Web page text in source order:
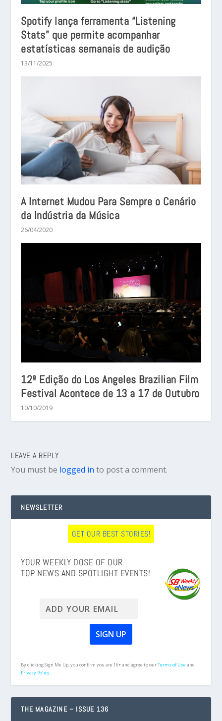
Spotify lança ferramenta “Listening
Stats” que permite acompanhar
estatísticas semanais de audição
13/11/2025
A Internet Mudou Para Sempre o Cenário
da Indústria da Música
26/04/2020
12ª Edição do Los Angeles Brazilian Film
Festival Acontece de 13 a 17 de Outubro
10/10/2019
LEAVE A REPLY
You must be logged in to post a comment.
NEWSLETTER
GET OUR BEST STORIES!
YOUR WEEKLY DOSE OF OUR
TOP NEWS AND SPOTLIGHT EVENTS!
By clicking Sign Me Up, you confirm you are 16+ and agree to ourTerms of Useand
Privacy Policy.
THE MAGAZINE – ISSUE 136